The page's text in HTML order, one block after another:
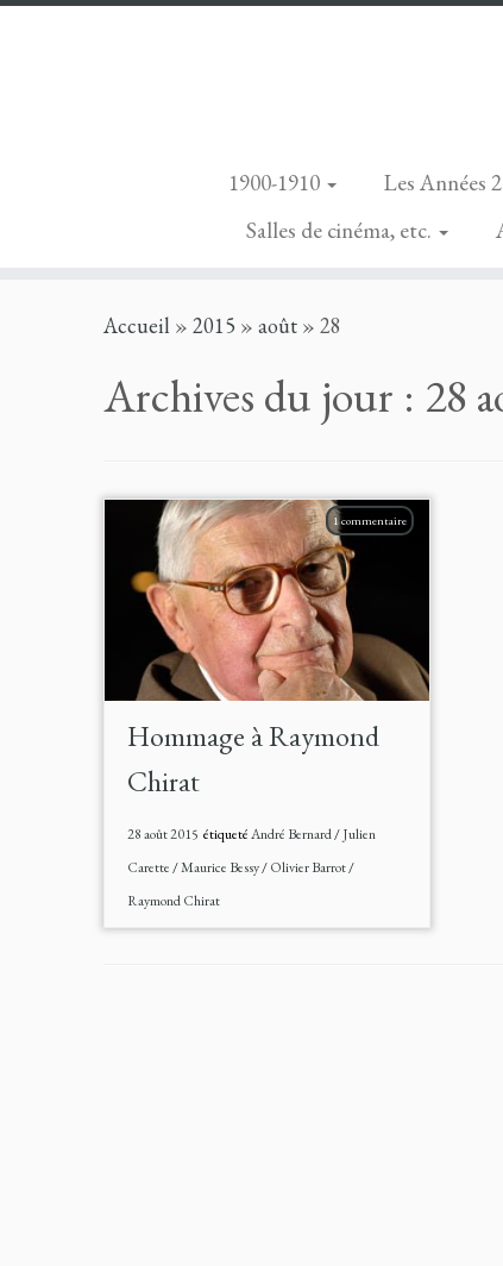
1900-1910 Les Années
Salles de cinéma, etc.
Accueil » 2015 » août » 28
Archives du jour : 28
1 commentaire
Hommage à Raymond
Chirat
28 août 2015 étiquetéAndré Bernard/Julien
Carette/Maurice Bessy/Olivier Barrot/
Raymond Chirat